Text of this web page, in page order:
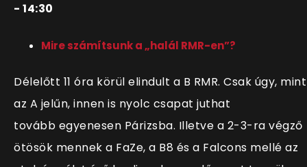
- 14:30
Mire számítsunk a „halál RMR-en”?
Délelőtt 11 óra körül elindult a B RMR. Csak úgy, mint
az A jelűn, innen is nyolc csapat juthat
tovább egyenesen Párizsba. Illetve a 2-3-ra végző
ötösök mennek a FaZe, a B8 és a Falcons mellé az